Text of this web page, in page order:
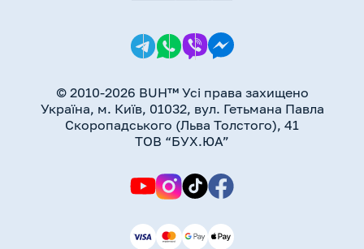
© 2010-2026 BUH™ Усі права захищено
Україна, м. Київ, 01032, вул. Гетьмана Павла
Скоропадського (Льва Толстого), 41
ТОВ “БУХ.ЮА”